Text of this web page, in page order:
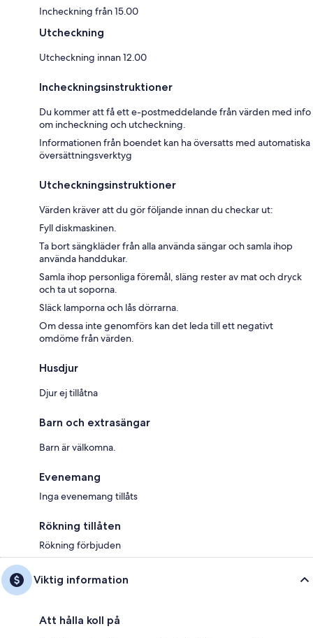
Incheckning från 15.00
Utcheckning
Utcheckning innan 12.00
Incheckningsinstruktioner
Du kommer att få ett e-postmeddelande från värden med info
om incheckning och utcheckning.
Informationen från boendet kan ha översatts med automatiska
översättningsverktyg
Utcheckningsinstruktioner
Värden kräver att du gör följande innan du checkar ut:
Fyll diskmaskinen.
Ta bort sängkläder från alla använda sängar och samla ihop
använda handdukar.
Samla ihop personliga föremål, släng rester av mat och dryck
och ta ut soporna.
Släck lamporna och lås dörrarna.
Om dessa inte genomförs kan det leda till ett negativt
omdöme från värden.
Husdjur
Djur ej tillåtna
Barn och extrasängar
Barn är välkomna.
Evenemang
Inga evenemang tillåts
Rökning tillåten
Rökning förbjuden
Viktig information
Att hålla koll på